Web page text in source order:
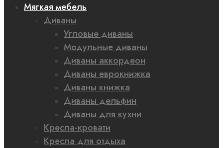
Мягкая мебель
Диваны
Угловые диваны
Модульные диваны
Диваны аккордеон
Диваны еврокнижка
Диваны книжка
Диваны дельфин
Диваны для кухни
Кресла-кровати
Кресла для отдыха